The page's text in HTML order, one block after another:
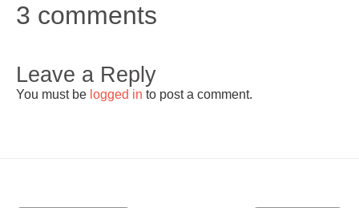
3 comments
Leave a Reply
You must be logged in to post a comment.